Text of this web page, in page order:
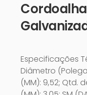
Especificações
Diâmetro
(MM): 9,52; Qtd.